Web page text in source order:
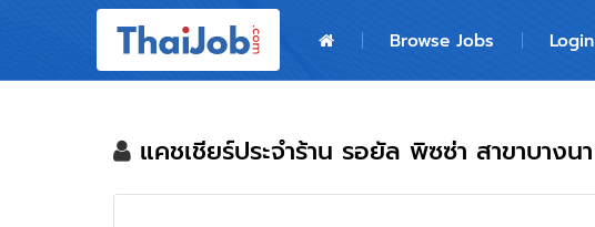
Browse Jobs Login
Login
แคชเชียร์ประจำร้าน รอยัล พิซซ่า สาขาบางนา